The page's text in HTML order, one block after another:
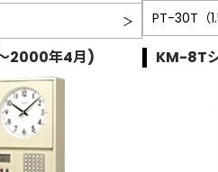
PT-30T（
2000年4月) KM-8T